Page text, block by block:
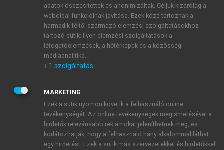
E-MAIL-CÍM
JELSZÓ
JELSZÓ ÚJRA
adatok összesítettek és anonimizáltak. Céljuk kizárólag a
weboldal funkcióinak javítása. Ezek közé tartoznak a
harmadik féltől származó elemzési szolgáltatásokhoz
tartozó sütik; ilyen elemzési szolgáltatások a
látogatóelemzések, a hőtérképek és a közösségi
médiaanalitika.
↓ 1 szolgáltatás
MARKETING
Ezek a sütik nyomon követik a felhasználó online
tevékenységét. Az online tevékenységek megismerésével a
hirdetők relevánsabb reklámokat jeleníthetnek meg, és
korlátozhatják, hogy a felhasználó hány alkalommal láthat
egy hirdetést. Ezek a sütik más szervezetekkel és hirdetőkkel